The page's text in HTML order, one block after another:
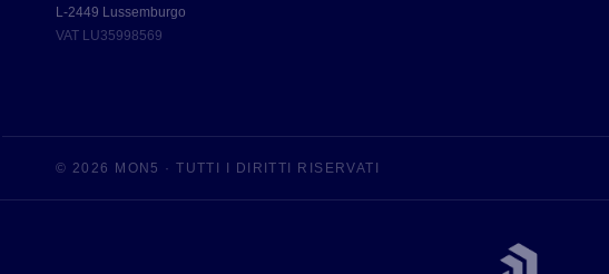
L-2449 Lussemburgo
VAT LU35998569
© 2026 MON5 · TUTTI I DIRITTI RISERVATI